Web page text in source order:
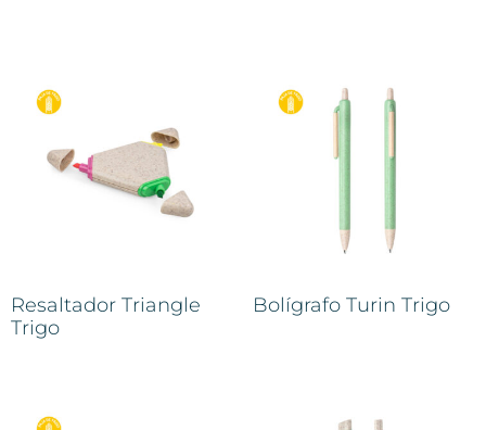
Resaltador Triangle
Trigo
Bolígrafo Turin Trigo